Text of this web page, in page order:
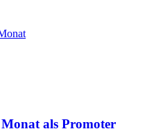
als Promoter